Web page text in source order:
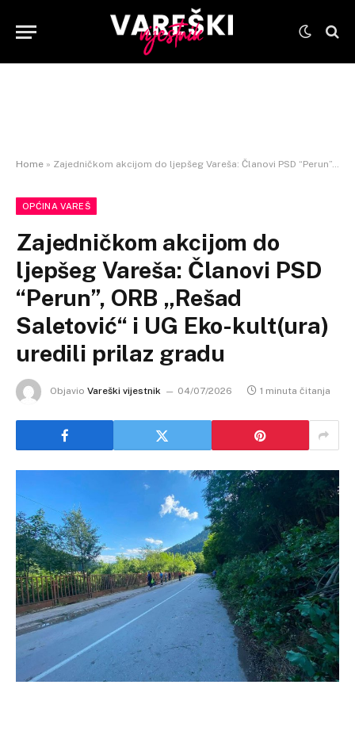
Home » Zajedničkom akcijom do ljepšeg Vareša: Članovi PSD “Perun”, ORB „Rešad Saletović“ i UG Eko-kult(ura) uredili prilaz gradu
OPĆINA VAREŠ
Zajedničkom akcijom do
ljepšeg Vareša: Članovi PSD
“Perun”, ORB „Rešad
Saletović“ i UG Eko-kult(ura)
uredili prilaz gradu
Objavio Vareški vijestnik 04/07/2026 1 minuta čitanja